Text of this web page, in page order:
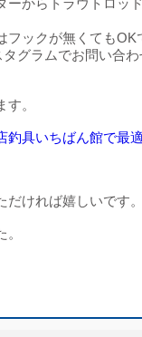
からトラウトロッ
ックが無くてもOK
グラムでお問い合
。
具いちばん館で最
ければ嬉しいです。